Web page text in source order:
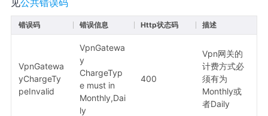
错误码 错误信息 Http状态码 描述
VpnGatewa
yChargeTy
peInvalid
VpnGatewa
y
ChargeTyp
e must in
Monthly,Dai
ly
400
Vpn网关的
计费方式必
须有为
Monthly或
者Daily